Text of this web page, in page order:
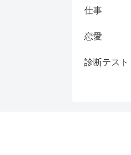
仕事
恋愛
診断テスト